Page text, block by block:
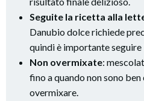
Seguite la ricetta alla
Danubio dolce richiede
quindi è importante
Non overmixate:
fino a quando non sono
overmixare.